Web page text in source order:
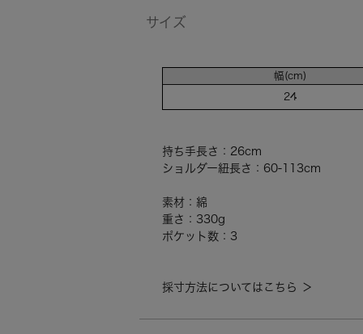
サイズ
幅(cm)
24
持ち手長さ：26cm
ショルダー紐長さ：60-113cm
素材：綿
重さ：330g
ポケット数：3
採寸方法についてはこちら ＞